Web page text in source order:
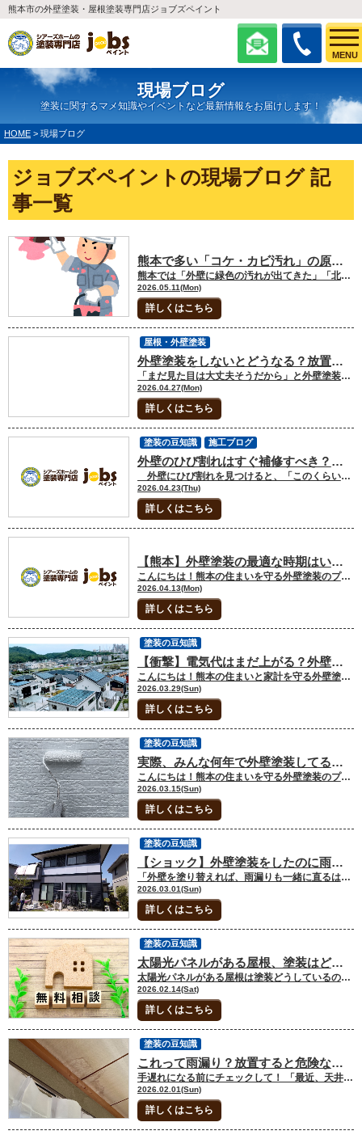
MENU
熊本市の外壁塗装・屋根塗装専門店ジョブズペイント
現場ブログ
塗装に関するマメ知識やイベントなど最新情報をお届けします！
HOME > 現場ブログ
ジョブズペイントの現場ブログ 記
事一覧
熊本で多い「コケ・カビ汚れ」の原因と対策を解説
熊本では「外壁に緑色の汚れが出てきた」「北側だけ黒ずんでいる」といったご相談が多くあります。実はその汚れ、単なる汚れではなく“コケ”や“カビ”かもしれません。特に熊本は湿気が多く、雨も多い地域のため、外壁や屋根にコケ・カビが発生しやすい環境です。 今回は、熊本で外壁にコケ・カビが発生しやすい原因と、その対策について分かりやすく解説します。 🏠熊本でコケ・カビが発生しやすい理由 ①湿気が多い気候☔ 熊本は梅雨時期の雨量が多く、年間を通して湿気が高い地域です。湿気が多いと外壁が乾きにくくなり、コケやカビが繁殖しやすくなります。特に北側の外壁や、日当たりが悪い場所は水分が残りやすいため注意が必要です。 ②火山灰やホコリが付着しやすい🏔 熊本では火山灰や黄砂、ホコリなどが外壁に付着しやすい環境でもあります。これらの汚れが蓄積すると、コケやカビの栄養分となり繁殖を促進してしまいます。「外壁がザラザラしている」「黒っぽい汚れが増えてきた」という場合は要注意です。 ③塗膜の劣化🔨 外壁塗装は、家を雨や紫外線から守る役割があります。しかし築10年前後になると塗膜が劣化し、防水性が低下してきます。 防水機能が落ちると外壁が水を吸いやすくなり、コケやカビが発生しやすくなります。特に熊本のような湿気の多い地域では、劣化の進行が早いケースも少なくありません。 コケ・カビを放置するとどうなる？ 「見た目が悪いだけ」と思われがちですが、放置はおすすめできません。 コケやカビが増えると外壁に水分が溜まりやすくなり、劣化がさらに進行します。その結果、 外壁のひび割れ 塗膜の剥がれ 雨漏り 外壁材の腐食 などにつながる可能性があります。メンテナンス費用が大きくなる前に、早めの対応が重要です。 熊本でできるコケ・カビ対策 ①定期的な洗浄を行う🧹 軽度の汚れであれば、外壁洗浄で改善する場合があります。高圧洗浄を行うことで、コケやカビを除去し美観を回復できます。ただし、強く洗いすぎると外壁を傷めることもあるため注意が必要です。 ②防カビ・防藻塗料を使用する 熊本で外壁塗装を行う場合は、防カビ・防藻性能のある塗料がおすすめです。 最近の塗料は性能が高く、 コケが付きにくい カビが繁殖しにくい 汚れが雨で流れやすい といった特徴があります。 特に湿気の多い立地では、塗料選びが重要になります。 劣化サインを見逃さない🔍 以下の症状がある場合は、塗り替えのサインかもしれません。 外壁が緑色になっている 黒ずみが増えてきた 壁を触ると白い粉が付く 塗装が剥がれている 熊本で外壁塗装を検討している方は、早めの点検がおすすめです。 まとめ 熊本は湿気や雨が多く、全国的に見てもコケ・カビが発生しやすい地域です。放置すると外壁の劣化や雨漏りにつながる可能性もあるため、定期的な点検やメンテナンスが重要になります。 「最近外壁の汚れが気になる」「北側だけ緑色になってきた」という場合は、早めに専門業者へ相談してみましょう。
2026.05.11(Mon)
詳しくはこちら
外壁塗装をしないとどうなる？放置リスクを解説
「まだ見た目は大丈夫そうだから」と外壁塗装を後回しにしていませんか？しかし外壁塗装は、見た目をきれいにするだけでなく、家を守る重要な役割があります。特に気候の影響を受けやすい熊本では、放置によるリスクが高まるため注意が必要です。 🔦外壁塗装の役割とは？ 外壁塗装は、紫外線や雨風から建物を守る“保護膜”の役割をしています。この塗膜が劣化すると、防水性が低下し、外壁自体がダメージを受けやすくなります。熊本は雨が多く湿気も高いため、外壁への負担が大きい地域です。そのため「熊本 外壁塗装」は定期的なメンテナンスが重要とされています。 🔦外壁塗装をしない場合の主なリスク ① 雨漏りの原因になる 塗装が劣化すると、外壁のひび割れや隙間から雨水が侵入します。最初は小さなダメージでも、徐々に内部まで水が回り、雨漏りにつながる可能性があります。 ② カビ・腐食の発生 外壁の内側に水分が入り込むと、カビや木材の腐食が進行します。見えない部分で劣化が進むため、気づいたときには大規模な修繕が必要になるケースもあります。 ③ 外観の劣化（色あせ・汚れ） 塗装が剥がれると、色あせや汚れが目立ちやすくなります。家全体の印象が悪くなり、資産価値の低下にもつながります。 ④ 修繕費用が高くなる 早めに塗装していれば防げた劣化も、放置することで外壁材の交換や下地補修が必要になることがあります。その結果、費用が大きく膨らんでしまいます。 🔦こんな症状が出たら要注意 以下のような症状が見られたら、塗装のタイミングです。 外壁を触ると白い粉がつく（チョーキング現象） ひび割れがある 塗装の剥がれ・膨れ コケやカビが目立つ これらは劣化のサインなので、放置せず早めの対処が重要です。 🔦熊本で外壁塗装を検討すべき理由 熊本は台風や強い日差し、湿気の影響を受けやすい地域です。そのため外壁の劣化スピードも比較的早く、「まだ大丈夫」と思っていても内部では傷みが進んでいることがあります。 「熊本 外壁塗装」で検索する方の多くが、実際に劣化に気づいてから相談していますが、理想はトラブルが起きる前のメンテナンスです。 🌟まとめ🌟 放置せず早めの塗装が家を守る 外壁塗装をしないまま放置すると、雨漏りや腐食など深刻なトラブルにつながる可能性があります。結果的に修繕費用も高くなるため、早めの対策が重要です。大切な住まいを長持ちさせるためにも、「そろそろかな？」と思ったタイミングで点検・塗装を検討しましょう。熊本で外壁塗装をお考えの方は、まずは現状を正しく把握することが第一歩です。
2026.04.27(Mon)
詳しくはこちら
屋根・外壁塗装
外壁のひび割れはすぐ補修すべき？放置するとどうなる？
外壁にひび割れを見つけると、「このくらい大丈夫かな」と思いがちですが、基本的には早めの対応が安心です。ひび割れは家からの“劣化サイン”なので、放置すると後々大きなトラブルにつながる可能性があります。🌟外壁のひび割れの種類 ひび割れには大きく分けて2種類あります。 ①ヘアークラック（細いひび割れ）髪の毛のように細いひび割れで、すぐに大きな影響は出にくいですが、劣化が始まっているサインです。 ②構造クラック（深い・大きいひび割れ）幅が広く、深さがあるひび割れは注意が必要です。雨水が入り込みやすく、建物の内部に影響を与える可能性があります。 🌟ひび割れを放置するとどうなる？ ひび割れをそのままにしておくと、次のようなリスクがあります。 雨水が侵入する☔ ひび割れから雨水が入り込み、外壁の内側を傷めてしまいます。 カビ・腐食の原因になる☠️ 内部に水分がたまることで、カビや木材の腐食につながります。 修理費用が高くなる💰 最初は簡単な補修で済んだものが、放置することで大掛かりな工事になるケースもあります。 🌟すぐ補修した方がいいひび割れの目安 以下に当てはまる場合は、早めの対応がおすすめです。 幅が0.3mm以上ある 指で触ると引っかかる 同じ場所に何本もある 明らかに深そうなひび割れ 「これ大丈夫かな？」と思った時点で、一度プロに見てもらうのが安心です。 🌟補修方法はどうするの？ ひび割れの状態によって対処方法は変わります。 軽度 → コーキング補修で対応可能 中〜重度 → 下地処理＋外壁塗装が必要 無理に自分で判断せず、状態に合った補修をすることが大切です。 🌟熊本のような気候は特に注意 熊本は雨や湿気が多く、外壁が傷みやすい地域です。そのため、ひび割れを放置すると劣化が進みやすい傾向があります。 定期的な点検と早めのメンテナンスが、家を長持ちさせるポイントです。 🌟まとめ🌟小さなひび割れでも油断はNG 外壁のひび割れは、小さくても放置しないことが大切です。早めに補修すれば、費用も最小限で済み、家の寿命も延ばすことができます。 「まだ大丈夫」と思わず、気づいたときに行動することが、後悔しないためのポイントです。
2026.04.23(Thu)
詳しくはこちら
塗装の豆知識 施工ブログ
【熊本】外壁塗装の最適な時期はいつ？失敗しないタイミングと注意点を解説
こんにちは！熊本の住まいを守る外壁塗装のプロです。 「熊本で外壁塗装をするならいつがいい？」「屋根塗装のベストな時期ってあるの？」 熊本で外壁塗装・屋根塗装を検討されている方の中には、このような疑問を持つ方が多くいらっしゃいます。 実は、熊本の気候に合った時期選びをすることで、塗装の仕上がりや耐久性が大きく変わります。 この記事では、👉 熊本で外壁塗装に最適な時期👉 季節ごとの注意点をプロ目線でわかりやすく解説します。 ⚠️熊本の外壁塗装に最適な時期は「春・秋」 結論から言うと、熊本で外壁塗装・屋根塗装をするなら「春（3〜5月）」と「秋（9〜11月）」がベストです。 熊本は比較的温暖な気候ですが、 梅雨の湿気 台風の影響 を受けやすい地域です。 そのため、 気温が安定している 湿度が低い 雨が少ない この条件が揃う春・秋は、👉 熊本 外壁塗装のベストシーズンといえます。 ⚠️ 熊本の夏は外壁塗装できる？【梅雨と猛暑に注意】 熊本の夏は、外壁塗装において注意が必要な季節です。 6〜7月は梅雨で施工がストップしやすい 8月は気温が高く、塗料が急乾燥してムラの原因になる ただし、👉 梅雨明け後〜初秋は外壁塗装に適したタイミングです。 「熊本 外壁塗装 夏」で検索している方は、施工時期を少しずらすことがポイントです。 ⚠️ 熊本の冬でも外壁塗装は可能？ 熊本の冬は比較的温暖なため、外壁塗装は可能です。 ただし、 気温5℃以下は施工不可 乾燥に時間がかかる といった条件は全国共通です。 熊本では晴れの日も多いため、👉 冬でも外壁塗装ができる日が多い地域です。 「熊本 外壁塗装 冬」で検討されている方も、安心して相談できます。 ⚠️熊本で外壁塗装を成功させるポイント 外壁塗装は時期も大切ですが、それ以上に重要なのが 👉 熊本で信頼できる外壁塗装業者を選ぶこと です。 特に熊本では、 台風対策 湿気対策（カビ・藻） など、地域特有の施工知識が必要になります。 つまり、👉 熊本の気候に強い塗装業者選びが成功のカギです。 🔦まとめ｜熊本で外壁塗装するなら 熊本の外壁塗装は「春・秋」が最適 梅雨・台風シーズンは注意 夏・冬も条件次第で施工可能 業者選びが仕上がりを大きく左右する ～ 熊本で外壁塗装をご検討中の方へ～ 「今の時期に外壁塗装して大丈夫？」「費用やタイミングを知りたい」 そんな方は、まずは無料の現地調査・見積もりがおすすめです。 建物の劣化状況によって、👉 最適な外壁塗装のタイミングは変わります。 早めに相談することで、 ベストな施工時期の確保 適正価格での工事 にもつながります。
2026.04.13(Mon)
詳しくはこちら
【衝撃】電気代はまだ上がる？外壁塗装のついでに「太陽光パネル」を載せるのが、今いちばん賢い理由
こんにちは！熊本の住まいと家計を守る外壁塗装のプロです。 最近、ニュースや検針票を見て「また電気代が上がってる…」とため息をついていませんか？ 実は、2026年に入っても電気代の上昇トレンドは止まる気配がありません。政府の補助金などで一時的に落ち着く時期もありますが、長期的に見れば「電気は買うもの」から「自分たちで作るもの」へと、世の中の常識がガラリと変わろうとしています。 そんな中、今私たちが外壁塗装を検討されているお客様に、自信を持っておすすめしていることがあります。 それは、「塗装工事の足場があるうちに、太陽光パネルを載せませんか？」というご提案です。 「塗装だけでもお金がかかるのに、太陽光まで？」と思われるかもしれません。しかし、実はこのセット、将来的に見ると数十万円、数百万円単位で差が出る「最強の節約術」なんです。 今回は、なぜ今、塗装と太陽光の同時設置がこれほどまでに注目されているのか、その理由をわかりやすく解説します。 目次 1.2026年、電気代の「高止まり」は終わらない2.「塗装と同時」が最強と言われる3つの理由3.今の太陽光は「売る」より「自分で使う」のがおトク！4.「うちは載せられる？」そんな疑問にお答えします5.まとめ 1.2026年、電気代の「高止まり」は終わらない まず、私たちが直面している現実を確認しておきましょう。 残念ながら、電気代が昔のような安さに戻ることは考えにくいのが現状です。 燃料価格の不安定さ： 世界情勢の影響で、発電に必要な燃料の価格は高止まりしています。 再エネ賦課金の負担： 電気代に含まれる「再生可能エネルギー発電促進賦課金」は、今後も家計の負担になり続けます。 補助金の終了： 政府の支援策はあくまで一時的。補助がなくなれば、一気に負担が跳ね上がります。 これからは、「いかに電力会社から電気を買わないか」が、家計を守るための最大のポイントになります。そのための唯一の対抗策が、太陽光発電なのです。 2.「塗装と同時」が最強と言われる3つの理由 なぜ、後からではなく「塗装工事の時」に一緒にやるべきなのでしょうか？そこには、リフォームのプロだからこそ言える「3つの圧倒的なメリット」があります。 ① 足場代の「20万円」を丸ごと浮かせられる これが最大の理由です。 外壁塗装にも、太陽光パネルの設置にも、必ず「足場」が必要です。足場代の相場は、一般的なお家で約15万円〜25万円。 別々に工事をすれば、この足場代を2回払うことになります。しかし、塗装のついでにパネルを載せてしまえば、足場代は1回分で済みます。 浮いた20万円があれば、最新の高機能なパネルにグレードアップしたり、家族旅行に行けたりしますよね。 ② 屋根のメンテナンスと同時にやるから安心 太陽光パネルは一度載せると20年、30年と使い続けるものです。 古い、あるいは傷んだ屋根の上にいきなりパネルを載せるのは、プロとしておすすめできません。もし後から屋根が傷んで修理が必要になったら、一度パネルを全て取り外す必要があり、余計な工賃がかかってしまうからです。 塗装や屋根の補修でしっかり下地を整えた直後にパネルを載せる。これが、お家を長持ちさせるための最も正しい順番です。 ③ 補助金やローンの手続きを一本化できる リフォームローンを利用する場合も、塗装と太陽光をまとめることで手続きが一度で済み、金利の優遇を受けられる可能性もあります。窓口を一つに絞ることで、忙しい皆様の手間を大幅に減らすことができます。 3.今の太陽光は「売る」より「自分で使う」のがおトク！ ひと昔前までの太陽光発電は「売電（電気を売って儲ける）」が主流でした。 しかし、2026年現在のトレンドは「自家消費（自分で作って自分で使う）」です。 電力会社から高い電気を買うのをやめて、昼間の電気はタダで太陽からまかなう。余った電気は蓄電池に貯めて夜に使う。このサイクルを作ることで、毎月の支払いを劇的に減らすことができます。 特に、これからオール電化を考えている方や、電気自動車（EV）への買い替えを検討している方にとって、太陽光発電はもはや「必須の設備」と言っても過言ではありません。 4.「うちは載せられる？」そんな疑問にお答えします 「うちの屋根の向きで発電するの？」「重さでお家が傷まない？」 そんな不安もありますよね。 私たちは塗装のプロであると同時に、お家の構造を熟知したプロでもあります。 屋根の強度チェック 日当たりシミュレーション 将来の電気代削減額の予測 これらを、塗装の見積もりと合わせて「無料」で診断いたします。 「無理に勧めることは一切ありません」ので、ご安心ください。あくまで「今、このタイミングで知っておかないと損をしてしまう情報」として、正確なシミュレーションをお出しします。 5.まとめ：10年後の自分から「ありがとう」と言われる選択を 外壁塗装は10年〜15年に一度の大きなイベントです。 その時に、ただ壁を綺麗にするだけで終わるのか、それとも「一生モノの発電所」を手に入れて、電気代の悩みから解放されるのか。 10年後、さらに電気代が上がった世の中で、「あの時、一緒に太陽光を載せておいて本当によかった！」と笑顔で言っていただける自信があります。 「まずは話だけでも聞いてみたい」「今の電気代と比べてどれくらい安くなるの？」 そんなちょっとした興味からで構いません。 熊本で地域に根ざした私たちだからこそ、お客様のライフスタイルに合わせた最適なプランをご提案します。 この最高のシーズンに、お家も家計もピカピカにリフレッシュしませんか？ 熊本県内の屋根・外壁のご相談はジョブズペイントへ！ シアーズホームの住宅リフォーム専門店jobsペイントは、熊本市内に２か所のショールームを完備しています。屋根・外壁に関してのご相談がありましたら、是非ご来場ください。ショールームの予約はこちらをクリック！メールでのご相談・お問い合わせも受け付けております。ホームページでのお問い合わせはコチラをクリック！HPでは豊富なリフォーム施工事例を紹介しています。屋根塗装・外壁塗装の施工事例をご覧になりたい方はコチラをクリック！お電話でも、ご相談や見積依頼、ご不明点をお伺いできますので、お気軽にご連絡下さい。ショールーム電話番号：0120-370-225 【このような記事も読まれています】鼻隠しの役割って何？塗装が必要な理由も解説 外壁塗装の見積もりを依頼した際、見積書に鼻隠しと書かれていことが多く、鼻隠しも塗装は必要なの？というお尋ねもあります。そこでこちらの記事では、鼻隠しの役割と塗装が必要な理由を解説していきます。鼻隠し塗装の施工事例についてもご紹介していますので、熊本で塗装をご検討中の方はぜひこちらの記事もお問い合わせください！ 【このような記事も読まれています】雨樋塗装って必要なの？雨樋塗装のポイントもご紹介 雨樋の見た目が悪くなった時や外壁塗装を考えた時に、雨樋の塗装も必要なのか悩むところですよね。そこでこちらの記事では、雨樋の塗装が必要な理由や雨樋を破損したまま放置するとどうなるのか、雨樋塗装のポイントについて解説します。外壁塗装をご検討中の方はぜひご一読ください！
2026.03.29(Sun)
詳しくはこちら
塗装の豆知識
実際、みんな何年で外壁塗装してるの？「これからの季節」がリフォームに最高な理由
こんにちは！熊本の住まいを守る外壁塗装のプロです。 最近、暖かい日が増えてきましたね。「そろそろ家の外壁、汚れが目立ってきたかな…」「お隣さんが塗り替えを始めたけど、うちは大丈夫？」と気になり始めている方も多いのではないでしょうか。 今回は、多くの方が抱く**「実際、何年目に塗るのが正解なの？」という疑問と、「なぜこれからの季節（春）が塗装にベストなのか」**について、プロの視点でわかりやすく解説します。 最後には、失敗しないためのチェックポイントもご紹介しますので、ぜひ参考にしてくださいね！ 目次 1.「10年」はあくまで目安。実際のみんなのタイミングは？2.なぜ「これからの季節（春）」が塗装に最強なのか？3.「うちもそろそろ？」5分でできるセルフチェック4.熊本で外壁塗装を検討されている方へ5.まとめ 1.「10年」はあくまで目安。実際のみんなのタイミングは？ よく「外壁塗装は10年ごとに」と言われますが、実はこれ、健康診断と同じで「一律の正解」ではありません。実際にお問い合わせをいただくお客様の状況を見ると、大きく分けて3つのパターンがあります。 ① 【優等生タイプ】築8〜12年 「まだ綺麗だけど、長く持たせたいから」と早めに動かれる方です。 この時期に塗装を行う最大のメリットは、「補修費用が安く済む」こと。下地が傷む前に表面をコーティングするので、大掛かりな補修が必要なく、結果的に生涯コストを抑えられます。 ② 【現実派タイプ】築13〜18年 「汚れやヒビが目立ってきたな」と感じてから検討される、最も多いボリューム層です。 この段階では、単なる色塗りだけでなく、ひび割れ（クラック）の補修や、シーリング（ゴムの部分）の打ち替えが必須になります。家の「防水機能」が限界を迎える直前の、ラストチャンスと言えるタイミングです。 ③ 【緊急事態タイプ】築20年以上 「雨漏りがした」「外壁が剥がれ落ちた」など、実害が出てから慌てて相談されるケースです。 ここまで来ると、塗装だけでは直せず、壁材そのものを張り替えたり、内部の腐食を直したりと、工事費が跳ね上がってしまうことも…。 「うちは何年目だっけ？」とカレンダーを振り返るのも大切ですが、実は年数よりも「お家のSOSサイン」を見逃さないことが重要です。 2.なぜ「これからの季節（春）」が塗装に最強なのか？ 外壁塗装には「適した季節」があります。もちろん一年中工事は可能ですが、プロの本音を言えば、春（3月〜5月）は「最高に条件が良い季節」です。 理由は3つあります。 ① 塗料が乾きやすく、仕上がりが綺麗！ 塗装において天敵なのは「高湿度」と「低温」です。 春は空気が乾燥しており、気温も安定しているため、塗料が理想的なスピードで乾燥します。塗膜（ペンキの膜）がしっかりと密着し、ツヤのある美しい仕上がりになりやすいのです。 ② 窓を閉めていても過ごしやすい 塗装期間中は、養生（ビニールで覆う作業）のため、窓を開けられない時間帯があります。 真夏だとエアコンをフル稼働させても息苦しさを感じたり、真冬だと換気ができず寒かったりしますが、春の穏やかな気温なら、工事期間中もストレスを最小限に抑えて生活していただけます。 ③ 梅雨の「雨漏りリスク」を先回りして防げる これ、実は一番大事なポイントです。 熊本の梅雨は雨量が多く、古い外壁にとっては非常に過酷。春のうちに塗装と防水メンテナンスを済ませておけば、大雨の時期も「雨漏りするかも…」という不安を感じることなく、安心してお家で過ごすことができます。 3.「うちもそろそろ？」5分でできるセルフチェック 「年数は経っているけど、まだ大丈夫じゃない？」と思っているあなたへ。 お庭に出て、お家を一周ぐるっと見てみてください。以下のサインが1つでもあれば、それはお家からの**「助けて！」の合図**です。 チョーキング現象： 壁を触ると、手に白い粉がつきませんか？（防水が切れている証拠です） カビ・苔の発生： 北側の壁が緑色になっていませんか？（壁が水分を吸い込んでいます） シーリングのひび割れ： 窓枠のゴムが割れたり、隙間ができたりしていませんか？ 小さなひび割れ： 髪の毛ほどの細いヒビ（ヘアクラック）でも、水は侵入します。 4.熊本で外壁塗装を検討されている方へ 「どこに頼めばいいかわからない」「見積もりを取ったら高そうで怖い」 そんな不安を抱えている方も多いはずです。 私たちは、無理な営業は一切いたしません。 なぜなら、私たちは「家を綺麗にする」だけでなく、「お客様の安心な暮らしを長く守る」ことが本当の仕事だと思っているからです。 「まだ塗るか決めてないけど、今の状態だけ見てほしい」 「他社で見積もりを取ったけど、これが妥当か教えてほしい」 そんなご相談も大歓迎です！ これからの絶好のシーズン、ピカピカになったお家で気持ちよく過ごしませんか？ 5.まとめ 外壁塗装は、お家を長持ちさせるための「最大の恩返し」です。 10年前後が目安ではありますが、まずは自分の目で今の状態を確かめてみてください。 これからの春の季節は、塗装職人にとっても一番腕が振るえる時期。予約が埋まりやすいシーズンでもありますので、もし「少し気になるな」と思われたら、お早めにご連絡くださいね。 熊本の風土を知り尽くした私たちが、あなたの大切なお家を全力でサポートいたします！ 熊本県内の屋根・外壁のご相談はジョブズペイントへ！ シアーズホームの住宅リフォーム専門店jobsペイントは、熊本市内に２か所のショールームを完備しています。屋根・外壁に関してのご相談がありましたら、是非ご来場ください。ショールームの予約はこちらをクリック！メールでのご相談・お問い合わせも受け付けております。ホームページでのお問い合わせはコチラをクリック！HPでは豊富なリフォーム施工事例を紹介しています。屋根塗装・外壁塗装の施工事例をご覧になりたい方はコチラをクリック！お電話でも、ご相談や見積依頼、ご不明点をお伺いできますので、お気軽にご連絡下さい。ショールーム電話番号：0120-370-225 【このような記事も読まれています】外壁塗装・屋根塗装の相見積もりは何社が良い？ 外壁塗装を考えた時に相見積もりをしようか検討される方が多いです。こちらの記事では外壁塗装・屋根塗装の相見積もりについて何社が良いのかや依頼する際のポイント等を解説しています。外壁塗装や屋根塗装をご検討中の方には待ったなしの内容ですので、ぜひご参考にしていただけると幸いです！ 【このような記事も読まれています】外壁塗装の見積もりの注意点ってあるの？ 外壁塗装の見積もりを取る際に、事前に知っておいた方が良いことがあれば、おさえておきたいですよね。こちらの記事では、塗装の見積もりでおさえておきたいポイントと見積書を見るポイントについて解説しています。外壁塗装を検討中の方は、ぜひご一読ください！
2026.03.15(Sun)
詳しくはこちら
塗装の豆知識
【ショック】外壁塗装をしたのに雨漏りが止まらない！？知っておきたい「塗装」と「修理」の決定的な違い
「外壁を塗り替えれば、雨漏りも一緒に直るはず！」 そう思って大金をかけたのに、次の雨の日にまたポタポタ…。これほどショックなことはありませんよね。 実は、「外壁塗装」は雨漏りを治すための魔法ではないのです。 今回は、なぜ塗装だけでは雨漏りが止まらないのか、その理由を誰にでもわかりやすく解説します。 目次 1.外壁塗装は「スキンケア」、雨漏り修理は「手術」です2.「どこから漏れているか」の犯人探しが最優先！3.外壁塗装の本当の役割ってなに？4.まとめ 1.外壁塗装は「スキンケア」、雨漏り修理は「手術」です まず、ここを勘違いすると失敗します。 外壁塗装（スキンケア）： お肌にバリアを張って、ダメージを防ぐもの。「予防」が目的です。 雨漏り修理（手術）： すでに体に侵入したバイ菌（水）のルートを突き止め、取り除くこと。「治療」が目的です。 お肌に高級なクリームを塗っても、深い切り傷は治りませんよね？ それと同じで、すでに家の中に水の通り道ができている場合、上からペンキを塗っても雨漏りは止まらないのです。 2.「どこから漏れているか」の犯人探しが最優先！ 雨漏りの原因は、実は外壁のヒビだけではありません。「えっ、そんなところから？」という場所が原因のことが多いのです。 窓まわりの「隙間」： サッシと壁の間のゴム（シーリング）がカチカチに固まっていませんか？ ベランダの「床」： 塗装ではなく、防水シートの寿命かもしれません。 意外な「金具」： 屋根と壁のつなぎ目にある板金のズレが原因かも。 犯人（原因）を特定せずに塗装だけするのは、原因不明の熱があるのに、とりあえず絆創膏を貼るようなもの。まずは専門家による「雨漏り診断」という精密検査が必要なのです。 3.外壁塗装の本当の役割ってなに？ 「じゃあ、塗装なんて意味ないの？」と思うかもしれませんが、そんなことはありません！ 外壁塗装の役割は、「これ以上、家を傷ませないためのガード」です。 紫外線のダメージをブロックする 壁が雨水を吸い込まないように弾く 見た目をピカピカに若返らせる 定期的な塗装は、将来の雨漏りを防ぐ最強の「予防策」になります。 4.まとめ：失敗しないための合言葉 雨漏りに悩んでいるなら、いきなり「塗り替え」を考えるのはお休みしましょう。 まずは、雨漏りの「原因」を特定する調査を依頼する。 「雨漏り修理」に詳しい、診断能力の高い業者を選ぶ。 修理が完了してから、家を長持ちさせるための「塗装」を行う。 この順番が、あなたの大切な住まいとお金を守る一番の近道です。「うちの雨漏り、どこが原因なの？」と不安になった方へ 熊本で雨漏りにお悩みなら、まずは私たちが「家の健康診断」にお伺いします。原因をしっかり突き止めてから、最適な解決策をご提案しますので、お気軽にご相談くださいね！ 熊本県内の屋根・外壁のご相談はジョブズペイントへ！ シアーズホームの住宅リフォーム専門店jobsペイントは、熊本市内に２か所のショールームを完備しています。屋根・外壁に関してのご相談がありましたら、是非ご来場ください。ショールームの予約はこちらをクリック！メールでのご相談・お問い合わせも受け付けております。ホームページでのお問い合わせはコチラをクリック！HPでは豊富なリフォーム施工事例を紹介しています。屋根塗装・外壁塗装の施工事例をご覧になりたい方はコチラをクリック！お電話でも、ご相談や見積依頼、ご不明点をお伺いできますので、お気軽にご連絡下さい。ショールーム電話番号：0120-370-225 【このような記事も読まれています】雨漏り修理でお悩みの方へ！雨漏りと外壁塗装について解説します 雨漏りについて悩んでいる方へ！こちらの記事では雨漏りの症状やそのままにしてしまった場合のリスクについて解説しています。雨漏りについてお悩みの方は、ぜひこちらの記事をご一読ください！ 【このような記事も読まれています】熊本県で外壁塗装の助成金や補助金ってあるの？ 塗装をしようと考えた時、補助金や助成金があるのかが気になるところですよね。そこでこちらの記事では、外壁塗装や助成金が塗装であるのかどうかについて解説しています。補助金や助成金について気になられる方は、ぜひご参考ください！
2026.03.01(Sun)
詳しくはこちら
塗装の豆知識
太陽光パネルがある屋根、塗装はどうする？
太陽光パネルがある屋根は塗装どうしているの？ 屋根塗装のタイミング（築10年～15年）は太陽光パネルの設置からもしばらく経っている時期。ここで最も多い選択肢は以下の3つです。 ①パネルを『載せたまま』周囲を塗装する 現在、約8割～9割の方が選ぶ方法です。パネルが載っている部分は紫外線や雨風が直接当たらないため、実は他の部分に比べて劣化が遅いという特徴があります。 メリット： パネルの脱着費用（約15〜25万円）がかからない。 デメリット： パネルの下は塗装できない。また、パネルギリギリを塗る際に職人の高い技術が必要。 ②パネルを「一度外して」全面塗装する 「どうせ足場を組むなら、屋根全体を完璧に守りたい」という方向けです。 メリット： 屋根全面に塗膜（防水膜）が作れるため、将来的な雨漏りリスクを最小限に抑え、美観も統一できる。 デメリット： 脱着費用が高額。また、古いパネルの場合、一度外すと再設置の際にメーカー保証が切れたり、故障のリスクがあったりする。 ③屋根塗装はせず、外壁塗装のみ行う 屋根材が「瓦」などの塗装不要な素材である場合や、屋根の劣化が少ない場合に選ばれます。ただし、屋根の点検（漆喰や防水シートの確認）は足場があるうちに必ず行うべきです。 知らないと怖い！「メーカー保証」の落とし穴 太陽光パネルを設置している方が最も注意すべきなのが「施工保証」です。多くの太陽光メーカーは、独自の施工基準を持っています。 注意点： 塗装業者が良かれと思ってパネルの固定金具を締め直したり、隙間をコーキングで埋めたりすると、「改造」とみなされメーカーの雨漏り保証や製品保証が打ち切られるケースがあります。 必ず塗装工事の前に、太陽光を設置した販売店やメーカーに「他社で屋根塗装をしても保証は継続されるか？」を確認しましょう。 「足場代」を無駄にしないための同時メンテナンス 外壁塗装で組む足場は、太陽光オーナーにとって「絶好のメンテナンス機会」です。塗装と一緒に以下の2つを検討することをお勧めします。 太陽光パネルの洗浄と点検 長年の砂埃や鳥の糞は、発電効率を数％〜10％程度下げることがあります。 塗装の高圧洗浄の際、**「パネル専用の洗浄」**を依頼しましょう（※強すぎる水圧は故障の原因になるため、必ず専門知識のある業者に依頼してください）。また、足場があるうちに配線の断線や固定具の緩みもチェックできます。 鳩（ハト）よけネットの設置 太陽光パネルと屋根の隙間は、温かくて外敵から守られているため、鳩の絶好の巣作りスポットになります。一度住み着くと糞害や騒音に悩まされるため、足場があるうちに「防鳥ネット」を設置するのは非常に賢い選択です。 まとめ 「結局どうすればいいの？」という方は、以下の基準で判断してみてください。 築10〜15年でパネルも新しい場合： パネルはそのままで、周囲を丁寧に塗装するのがコストパフォーマンス最高です。 築20年以上で、屋根材自体の寿命が近い場合： パネルを一度外し、屋根の「カバー工法」や「葺き替え」を検討すべき時期です。 「せっかくの足場」を活用したい場合： パネル清掃や鳩よけネット、蓄電池の設置など、高所作業が必要なものをまとめましょう。 太陽光パネルは「家の発電所」です。塗装で家を綺麗にするのと同時に、その発電能力を守るメンテナンスをセットで考えることが、長期的な節約に繋がります。熊本で塗装をお考えの方は、ジョブズペイントでもご提案ができますので、ぜひお問い合わせください！ 熊本県内の屋根・外壁のご相談はジョブズペイントへ！ シアーズホームの住宅リフォーム専門店jobsペイントは、熊本市内に２か所のショールームを完備しています。屋根・外壁に関してのご相談がありましたら、是非ご来場ください。ショールームの予約はこちらをクリック！メールでのご相談・お問い合わせも受け付けております。ホームページでのお問い合わせはコチラをクリック！HPでは豊富なリフォーム施工事例を紹介しています。屋根塗装・外壁塗装の施工事例をご覧になりたい方はコチラをクリック！お電話でも、ご相談や見積依頼、ご不明点をお伺いできますので、お気軽にご連絡下さい。ショールーム電話番号：0120-370-225 【このような記事も読まれています】外壁塗装は築何年でするべき？ 外壁は築年数が経つと色があせてきたりカビやコケが生えてきたりして気になりますよね。ただまだ大丈夫からだとそのままにしていると、外壁からの雨漏りの原因になりますので、適切な時期に塗装が必要です。そこでこちらの記事では、外壁塗装は築何年でするべきなのかについて解説をしています。塗装を迷っていらっしゃる方は、参考にしていただけると幸いです！ 【このような記事も読まれています】外壁塗装の色選びのポイントと施工事例をご紹介！ 外壁塗装を考えた時に「塗装は何色にしよう…」と悩みますよね。こちらの記事では外壁塗装の色選びのポイントについて解説をしています。汚れが目立ちにくい色や色あせしにくい色についてもご紹介をしていますので、外壁塗装の色選びについてお悩みの方は、ぜひご一読ください！
2026.02.14(Sat)
詳しくはこちら
塗装の豆知識
これって雨漏り？放置すると危険なサイン5選
手遅れになる前にチェックして！ 「最近、天井にうっすら模様ができている気がする……」 「雨が降ると、どこからか『トントン』と音が聞こえる……」 毎日家事に育児に忙しいと、家のちょっとした変化には気づきにくいものです。たとえ気づいても、「気のせいかな？」「生活に支障はないし、後回しでいいや」と考えてしまいがちですよね。 しかし、住宅のプロの間では「雨漏りはポタポタと水が垂れてきたら、すでに末期症状」というのが常識です。 実は、目に見えないところで家の骨組みを腐らせ、ある日突然、高額な修理代を突きつけてくるのが雨漏りの恐ろしさ。今回は、お家が発している「見逃し厳禁のSOS」を5つご紹介します。 1.天井や壁に「謎のシミ」ができている チェックポイント ・以前はなかったはずの茶色っぽい輪染みがある。・雨が降った翌日に、シミが濃くなったり広がったりしている気がする。 「お醤油でも飛んだかしら？」なんて思っているうちに、シミはどんどん大きくなります。屋根や外壁から侵入した雨水は、断熱材を通り抜け、最後に天井のボードに染み出します。 つまり、シミが見えたときには、その上の屋根裏はすでに「水浸し」である可能性が高いのです。 2.壁紙（クロス）が浮いている・剥がれている 掃除機をかけているときや、ふと壁に目をやったとき、壁紙が「ポコッ」と浮いていたり、端っこがピラピラと剥がれていたりしませんか？ チェックポイント ・糊が乾いただけだと思って指で押すと、湿った感じやブヨブヨした感触がある。・壁紙が波打っている。 これは壁の内側に水が回り込み、クロスの接着剤を弱めているサイン。単なる経年劣化だと思って放置すると、壁の裏側でカビがびっしり繁殖し、最終的には壁板ごと交換しなければならなくなるケースもあります。 3.お部屋がなんだか「カビ臭い」 特定の部屋に入ったときや、クローゼットを開けたとき、鼻をつくような独特の「埃っぽい湿気た匂い」がしませんか？チェックポイント ・換気をしても、ジメジメした匂いが消えない。・クローゼットの中のバッグや服にカビが生えた。・壁の隅に黒いポツポツ（黒カビ）が発生している。 雨漏りで湿った木材は、カビにとって最高の「エサ」になります。さらに怖いのが、そのカビをエサにするシロアリまで呼び寄せてしまうこと。 家の健康だけでなく、カビの胞子を吸い込むことで家族のアレルギーや喘息の原因にもなりかねません。匂いは立派なSOSサインです。 4.雨の日だけ「変な音」がする 夜、静かになったときに聞こえてくる「ポチャン…」「トントン…」という音。これが聞こえたら要注意です。 チェックポイント ・激しい雨が降っている最中、または止んだ直後にだけ音がする。・屋根裏や壁の中から、一定の間隔で叩くような音が聞こえる。 バケツが必要なほどの雨漏りでなくても、家の内部で水滴が柱を伝って落ちている音かもしれません。音はするのに水が出てこない状態は、「柱や断熱材が水を吸い込み続けている」という、非常にじわじわと家を壊していく状態です。 5.サッシ（窓枠）周りが濡れている 「窓に結露がついているだけかな？」とスルーされがちなのが、窓枠周りの濡れです。 チェックポイント ・窓を閉めているのに、サッシのレール部分に水が溜まっている。・窓の横の壁紙が変色している、または濡れている。 窓周辺の雨漏りは、屋根ではなく「外壁のひび割れ」や、窓枠と壁の隙間を埋める「コーキング（ゴム状のパーツ）」の劣化が原因であることが多いです。窓周りは家の中でも特に雨水が侵入しやすい弱点。こまめに拭いてもすぐに濡れるようなら、それは結露ではなく雨漏りです。 放置の代償は「数百万円」！？ 「今すぐ生活に困るわけじゃないし、修理代も高そうだし…」と放置するのが、実は一番「損」をします。 雨漏りを放置して柱が腐ったり、シロアリが発生したりすると、いざ直そうとしたときに修理費用が100万円、200万円と跳ね上がることも珍しくありません。小さなサインのうちに、数万円のメンテナンスで済ませておくのが、一番の家計の節約術なのです。 まとめ あなたの直感を信じて！ お家を一番近くで見守っているのは、そこに住むあなたです。 「なんとなく変だな」という直感は、意外と当たっているもの。 今回ご紹介した5つのサインに1つでも心当たりがあるなら、まずは専門業者による**「雨漏り診断」**を受けてみてください。早期発見できれば、大切なお家を安く、確実に守ることができますよ。 家族が安心して過ごせる「カラッとしたお家」を維持するために、今日から天井や壁を少しだけ意識して眺めてみませんか？ 外壁材にひび割れがあったり、シーリングが劣化している場合は、雨漏りに気を付けましょう。雨漏り補修となると費用がかかる場合がありますので、塗装やシーリングの打替えを定期的に行い、建物のメンテナンスを行いましょう！ 熊本県内の屋根・外壁のご相談はジョブズペイントへ！ シアーズホームの住宅リフォーム専門店jobsペイントは、熊本市内に２か所のショールームを完備しています。屋根・外壁に関してのご相談がありましたら、是非ご来場ください。ショールームの予約はこちらをクリック！メールでのご相談・お問い合わせも受け付けております。ホームページでのお問い合わせはコチラをクリック！HPでは豊富なリフォーム施工事例を紹介しています。屋根塗装・外壁塗装の施工事例をご覧になりたい方はコチラをクリック！お電話でも、ご相談や見積依頼、ご不明点をお伺いできますので、お気軽にご連絡下さい。ショールーム電話番号：0120-370-225 【このような記事も読まれています】外壁から雨漏りしたら行うこと！修理費用もご紹介 外壁から雨漏りをしていた時は、すぐに業者に連絡をされるかと思いますが、業者はすぐにご自宅に伺うことができない場合があります。そこでこちらの記事では、外壁の雨漏り発生したら行うことや修理費用はどれくらいなのかについて解説しています。外壁の雨漏りにお悩みの方は、ぜひご一読ください！ 【このような記事も読まれています】外壁塗装の保証の範囲は？雨漏りも対象になるの？ 外壁を塗装する際に、保証は重要なポイントになるかと思います。そこでこちらの記事では、塗装の保証の内容と適用される条件、雨漏りで保証はされないのかについて解説いたします。一読いただくだけで、外壁塗装の保証について知ることができますのでぜひご参考ください！
2026.02.01(Sun)
詳しくはこちら
塗装の豆知識